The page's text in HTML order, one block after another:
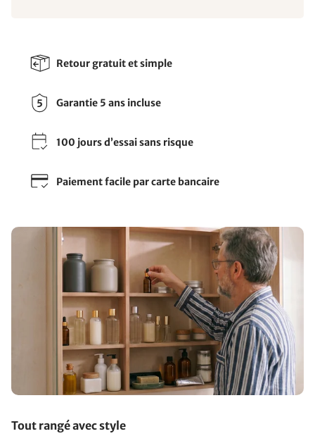
Retour gratuit et simple
Garantie 5 ans incluse
100 jours d’essai sans risque
Paiement facile par carte bancaire
Tout rangé avec style